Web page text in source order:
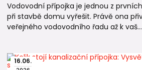
Vodovodní přípojka je jednou z
při stavbě domu vyřešit. Právě ona
veřejného vodovodního řadu až k vaš...
16.06.